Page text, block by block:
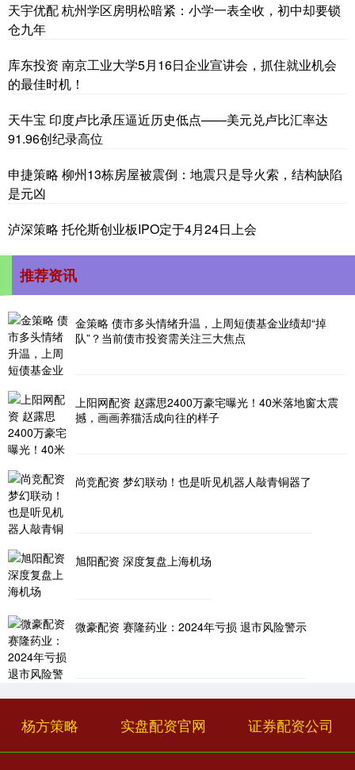
天宇优配 杭州学区房明松暗紧：小学一表全收，初中却要锁
仓九年
库东投资 南京工业大学5月16日企业宣讲会，抓住就业机会
的最佳时机！
天牛宝 印度卢比承压逼近历史低点——美元兑卢比汇率达
91.96创纪录高位
申捷策略 柳州13栋房屋被震倒：地震只是导火索，结构缺陷
是元凶
泸深策略 托伦斯创业板IPO定于4月24日上会
推荐资讯
金策略 债市多头情绪升温，上周短债基金业绩却“掉
队”？当前债市投资需关注三大焦点
上阳网配资 赵露思2400万豪宅曝光！40米落地窗太震
撼，画画养猫活成向往的样子
尚竞配资 梦幻联动！也是听见机器人敲青铜器了
旭阳配资 深度复盘上海机场
微豪配资 赛隆药业：2024年亏损 退市风险警示
杨方策略 实盘配资官网 证券配资公司